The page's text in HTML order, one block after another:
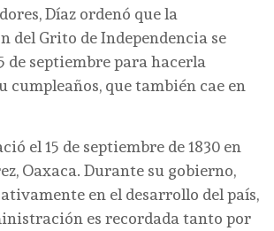
Díaz ordenó que la
del Grito de Independencia se
de septiembre para hacerla
cumpleaños, que también cae en
el 15 de septiembre de 1830 en
Oaxaca. Durante su gobierno,
en el desarrollo del país,
es recordada tanto por